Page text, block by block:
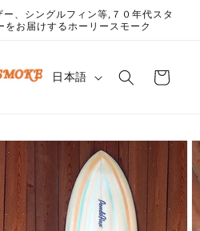
、シングルフィン等,７０年代スタ
をお届けするホーリースモーク
言日本語
ー